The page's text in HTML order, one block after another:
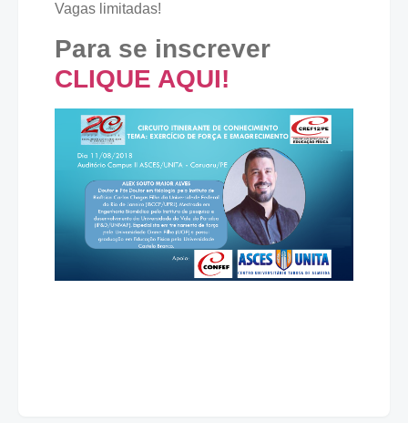
Vagas limitadas!
Para se inscrever
CLIQUE AQUI!